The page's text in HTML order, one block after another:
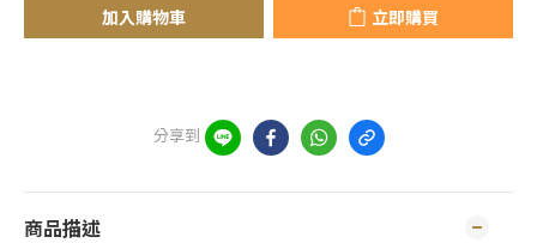
加入購物車 立即購買
分享到
商品描述